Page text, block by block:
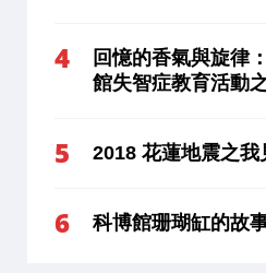
回憶的香氣與旋律
館失智症教育活動
2018 花蓮地震之我
科博館珊瑚缸的故